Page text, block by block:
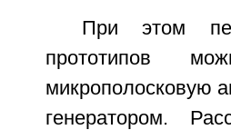
При этом
прототипов
микрополосковую
генератором.